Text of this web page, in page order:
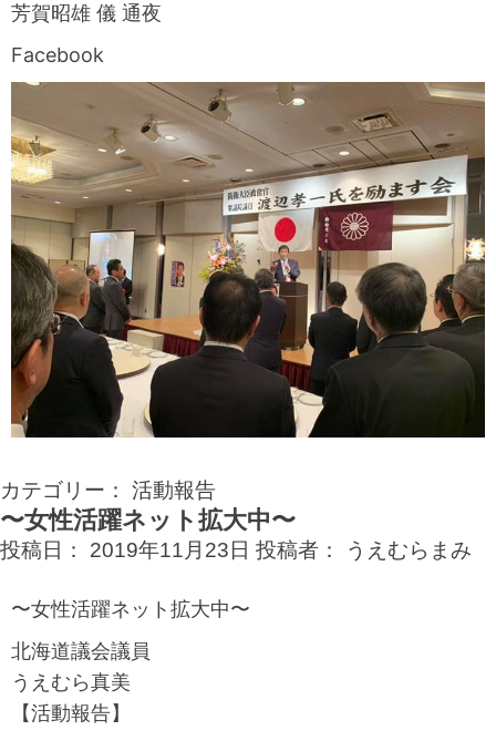
芳賀昭雄 儀 通夜
Facebook
カテゴリー： 活動報告
〜女性活躍ネット拡大中〜
投稿日： 2019年11月23日 投稿者： うえむらまみ
〜女性活躍ネット拡大中〜
北海道議会議員
うえむら真美
【活動報告】